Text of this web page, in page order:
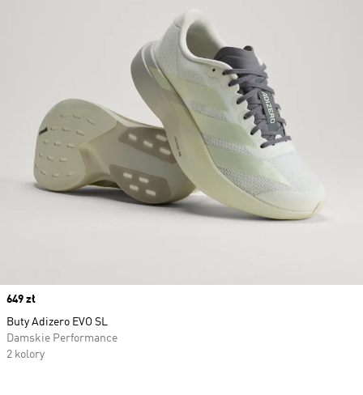
Price
649 zł
Buty Adizero EVO SL
Damskie Performance
2 kolory